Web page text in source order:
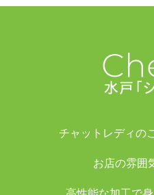
チャットレディの
お店の雰囲